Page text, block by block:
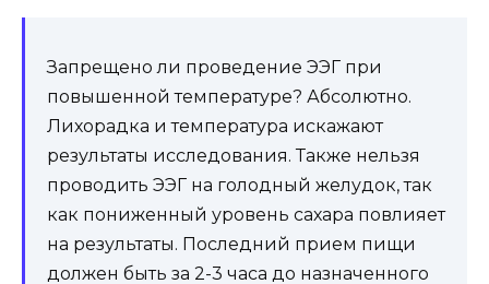
Запрещено ли проведение ЭЭГ при
повышенной температуре? Абсолютно.
Лихорадка и температура искажают
результаты исследования. Также нельзя
проводить ЭЭГ на голодный желудок, так
как пониженный уровень сахара повлияет
на результаты. Последний прием пищи
должен быть за 2-3 часа до назначенного